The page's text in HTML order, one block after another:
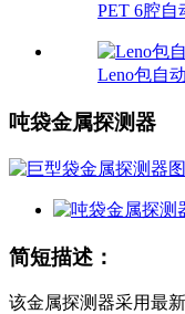
PET 6腔自
Leno包自
吨袋金属探测器
简短描述：
该金属探测器采用最